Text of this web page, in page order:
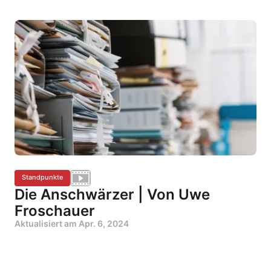
Standpunkte
Die Anschwärzer | Von Uwe
Froschauer
Aktualisiert am Apr. 6, 2024